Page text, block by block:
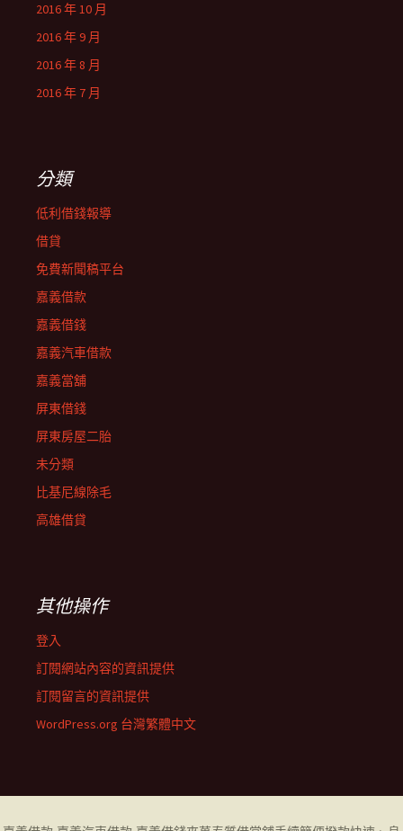
2016 年 10 月
2016 年 9 月
2016 年 8 月
2016 年 7 月
分類
低利借錢報導
借貸
免費新聞稿平台
嘉義借款
嘉義借錢
嘉義汽車借款
嘉義當舖
屏東借錢
屏東房屋二胎
未分類
比基尼線除毛
高雄借貸
其他操作
登入
訂閱網站內容的資訊提供
訂閱留言的資訊提供
WordPress.org 台灣繁體中文